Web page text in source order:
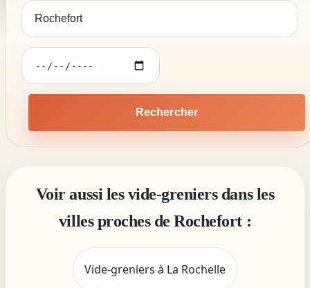
Rechercher
Voir aussi les vide-greniers dans les
villes proches de Rochefort :
Vide-greniers à La Rochelle